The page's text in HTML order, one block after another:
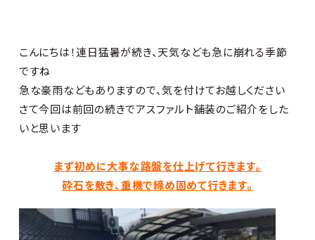
こんにちは！連日猛暑が続き、天気なども急に崩れる季節
ですね
急な豪雨などもありますので、気を付けてお越しください
さて今回は前回の続きでアスファルト舗装のご紹介をした
いと思います
まず初めに大事な路盤を仕上げて行きます。
砕石を敷き、重機で締め固めて行きます。